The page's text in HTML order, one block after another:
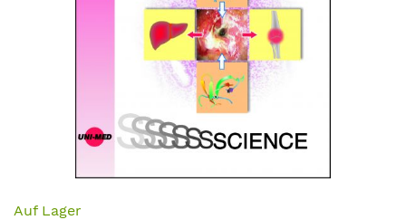
Anfang
Auf Lager